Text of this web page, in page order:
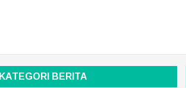
KATEGORI BERITA